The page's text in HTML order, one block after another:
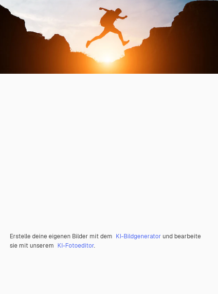
Erstelle deine eigenen Bilder mit dem KI-Bildgenerator und bearbeite
sie mit unserem KI-Fotoeditor.